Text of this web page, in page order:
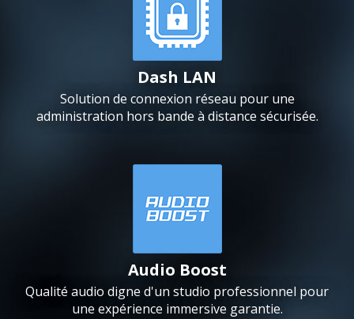
Dash LAN
Solution de connexion réseau pour une
administration hors bande à distance sécurisée.
Audio Boost
Qualité audio digne d'un studio professionnel pour
une expérience immersive garantie.